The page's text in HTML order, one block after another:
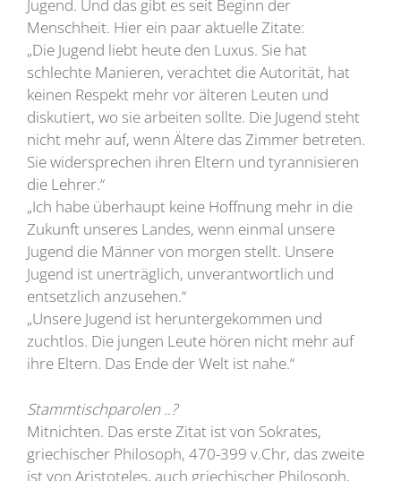
Jugend. Und das gibt es seit Beginn der
Menschheit. Hier ein paar aktuelle Zitate:
„Die Jugend liebt heute den Luxus. Sie hat
schlechte Manieren, verachtet die Autorität, hat
keinen Respekt mehr vor älteren Leuten und
diskutiert, wo sie arbeiten sollte. Die Jugend steht
nicht mehr auf, wenn Ältere das Zimmer betreten.
Sie widersprechen ihren Eltern und tyrannisieren
die Lehrer.“
„Ich habe überhaupt keine Hoffnung mehr in die
Zukunft unseres Landes, wenn einmal unsere
Jugend die Männer von morgen stellt. Unsere
Jugend ist unerträglich, unverantwortlich und
entsetzlich anzusehen.“
„Unsere Jugend ist heruntergekommen und
zuchtlos. Die jungen Leute hören nicht mehr auf
ihre Eltern. Das Ende der Welt ist nahe.“
Stammtischparolen ..?
Mitnichten. Das erste Zitat ist von Sokrates,
griechischer Philosoph, 470-399 v.Chr, das zweite
ist von Aristoteles, auch griechischer Philosoph,